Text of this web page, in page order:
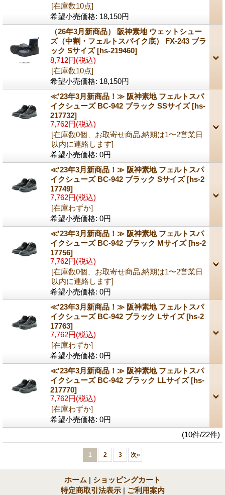
[在庫数10点]
希望小売価格: 18,150円
（26年3月新商品） 阪神素地 ウェットシュー
ズ（中割・フェルトスパイク底） FX-243 ブラ
ック Sサイズ[hs-219460]
8,712円(税込)
[在庫数10点]
希望小売価格: 18,150円
≪'23年3月新商品！≫ 阪神素地 フェルトスパ
イクシューズ BC-942 ブラック SSサイズ[hs-
217732]
7,762円(税込)
[在庫数0個、お取寄せ商品,納期は1〜2営業日
以内に連絡します]
希望小売価格: 0円
≪'23年3月新商品！≫ 阪神素地 フェルトスパ
イクシューズ BC-942 ブラック Sサイズ[hs-2
17749]
7,762円(税込)
[在庫わずか]
希望小売価格: 0円
≪'23年3月新商品！≫ 阪神素地 フェルトスパ
イクシューズ BC-942 ブラック Mサイズ[hs-2
17756]
7,762円(税込)
[在庫数0個、お取寄せ商品,納期は1〜2営業日
以内に連絡します]
希望小売価格: 0円
≪'23年3月新商品！≫ 阪神素地 フェルトスパ
イクシューズ BC-942 ブラック Lサイズ[hs-2
17763]
7,762円(税込)
[在庫わずか]
希望小売価格: 0円
≪'23年3月新商品！≫ 阪神素地 フェルトスパ
イクシューズ BC-942 ブラック LLサイズ[hs-
217770]
7,762円(税込)
[在庫わずか]
希望小売価格: 0円
(10件/22件)
1 2 3 次»
ホーム | ショッピングカート
特定商取引法表示 | ご利用案内